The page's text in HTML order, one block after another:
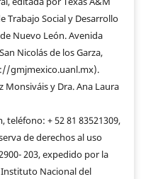
Trabajo Social y Desarrollo
Nuevo León. Avenida
Nicolás de los Garza,
gmjmexico.uanl.mx).
Monsiváis y Dra. Ana Laura
+ 52 81 83521309,
de derechos al uso
203, expedido por la
Instituto Nacional del